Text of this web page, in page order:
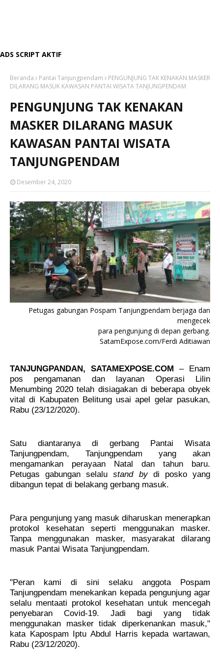
ADS SCRIPT AKTIF
Beranda Pantai Tanjungpendam
PENGUNJUNG TAK KENAKAN MASKER
DILARANG MASUK KAWASAN PANTAI WISATA TANJUNGPENDAM
PENGUNJUNG TAK KENAKAN
MASKER DILARANG MASUK
KAWASAN PANTAI WISATA
TANJUNGPENDAM
Desember 24, 2020
Petugas gabungan Pospam Tanjungpendam berjaga dan
mengecek
para pengunjung di depan gerbang.
SatamExpose.com/Ferdi Aditiawan
TANJUNGPANDAN, SATAMEXPOSE.COM – Enam
pos pengamanan dan layanan Operasi Lilin
Menumbing 2020 telah disiagakan di beberapa obyek
vital di Kabupaten Belitung usai apel gelar pasukan,
Rabu (23/12/2020).
Satu diantaranya di gerbang Pantai Wisata
Tanjungpendam, Tanjungpendam yang akan
mengamankan perayaan Natal dan tahun baru.
Petugas gabungan selalustand bydi posko yang
dibangun tepat di belakang gerbang masuk.
Para pengunjung yang masuk diharuskan menerapkan
protokol kesehatan seperti menggunakan masker.
Tanpa menggunakan masker, masyarakat dilarang
masuk Pantai Wisata Tanjungpendam.
"Peran kami di sini selaku anggota Pospam
Tanjungpendam menekankan kepada pengunjung agar
selalu mentaati protokol kesehatan untuk mencegah
penyebaran Covid-19. Jadi bagi yang tidak
menggunakan masker tidak diperkenankan masuk,"
kata Kapospam Iptu Abdul Harris kepada wartawan,
Rabu (23/12/2020).